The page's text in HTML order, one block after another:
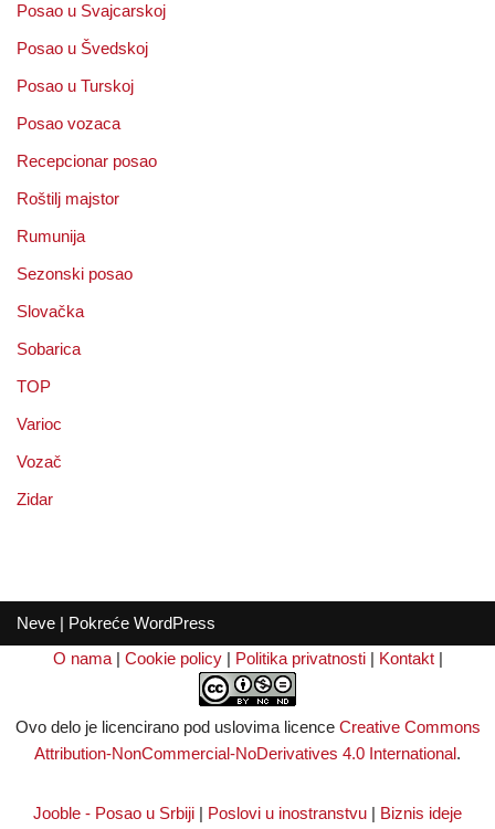
Posao u Svajcarskoj
Posao u Švedskoj
Posao u Turskoj
Posao vozaca
Recepcionar posao
Roštilj majstor
Rumunija
Sezonski posao
Slovačka
Sobarica
TOP
Varioc
Vozač
Zidar
Neve | Pokreće WordPress
O nama | Cookie policy | Politika privatnosti | Kontakt |
Ovo delo je licencirano pod uslovima licence Creative Commons
Attribution-NonCommercial-NoDerivatives 4.0 International.
Jooble - Posao u Srbiji | Poslovi u inostranstvu | Biznis ideje